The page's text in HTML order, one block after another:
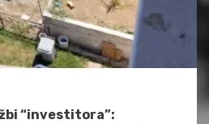
“investitora”: